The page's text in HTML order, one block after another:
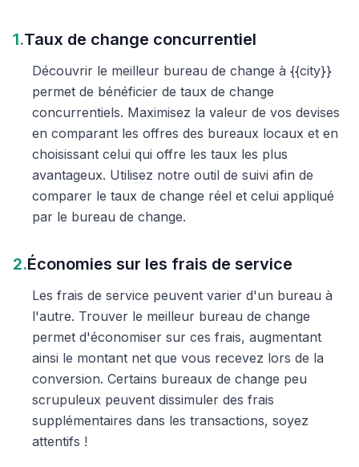
1.Taux de change concurrentiel
Découvrir le meilleur bureau de change à {{city}}
permet de bénéficier de taux de change
concurrentiels. Maximisez la valeur de vos devises
en comparant les offres des bureaux locaux et en
choisissant celui qui offre les taux les plus
avantageux. Utilisez notre outil de suivi afin de
comparer le taux de change réel et celui appliqué
par le bureau de change.
2.Économies sur les frais de service
Les frais de service peuvent varier d'un bureau à
l'autre. Trouver le meilleur bureau de change
permet d'économiser sur ces frais, augmentant
ainsi le montant net que vous recevez lors de la
conversion. Certains bureaux de change peu
scrupuleux peuvent dissimuler des frais
supplémentaires dans les transactions, soyez
attentifs !